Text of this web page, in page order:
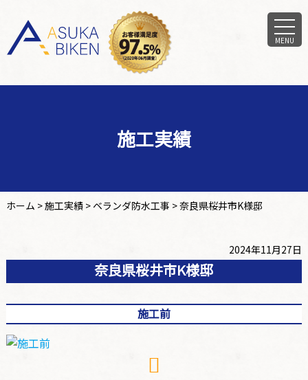
MENU
施工実績
ホーム >施工実績> ベランダ防水工事 >奈良県桜井市K様邸
2024年11月27日
奈良県桜井市K様邸
施工前